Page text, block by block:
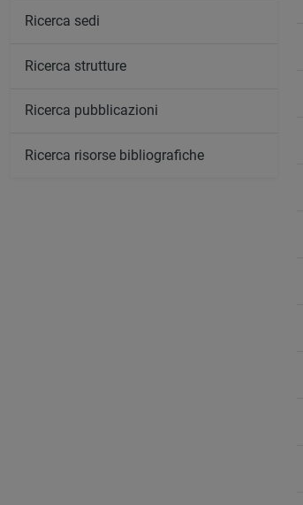
Ricerca sedi
Ricerca strutture
Ricerca pubblicazioni
Ricerca risorse bibliografiche